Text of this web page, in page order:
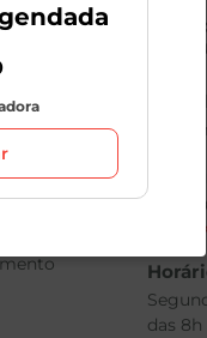
E-
(11)
Canal
das 8h